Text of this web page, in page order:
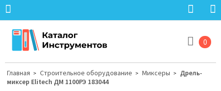
0
Главная > Строительное оборудование > Миксеры > Дрель-
миксер Elitech ДМ 1100РЭ 183044